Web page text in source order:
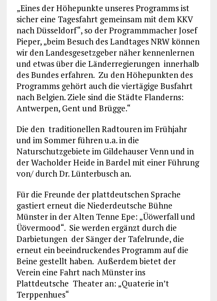
„Eines der Höhepunkte unseres Programms ist
sicher eine Tagesfahrt gemeinsam mit dem KKV
nach Düsseldorf“, so der Programmmacher Josef
Pieper, „beim Besuch des Landtages NRW können
wir den Landesgesetzgeber näher kennenlernen
und etwas über die Länderregierungen innerhalb
des Bundes erfahren. Zu den Höhepunkten des
Programms gehört auch die viertägige Busfahrt
nach Belgien. Ziele sind die Städte Flanderns:
Antwerpen, Gent und Brügge.“
Die den traditionellen Radtouren im Frühjahr
und im Sommer führen u.a. in die
Naturschutzgebiete im Gildehauser Venn und in
der Wacholder Heide in Bardel mit einer Führung
von/ durch Dr. Lünterbusch an.
Für die Freunde der plattdeutschen Sprache
gastiert erneut die Niederdeutsche Bühne
Münster in der Alten Tenne Epe: „Üöwerfall und
Üövermood“. Sie werden ergänzt durch die
Darbietungen der Sänger der Tafelrunde, die
erneut ein beeindruckendes Programm auf die
Beine gestellt haben. Außerdem bietet der
Verein eine Fahrt nach Münster ins
Plattdeutsche Theater an: „Quaterie in’t
Terppenhues“